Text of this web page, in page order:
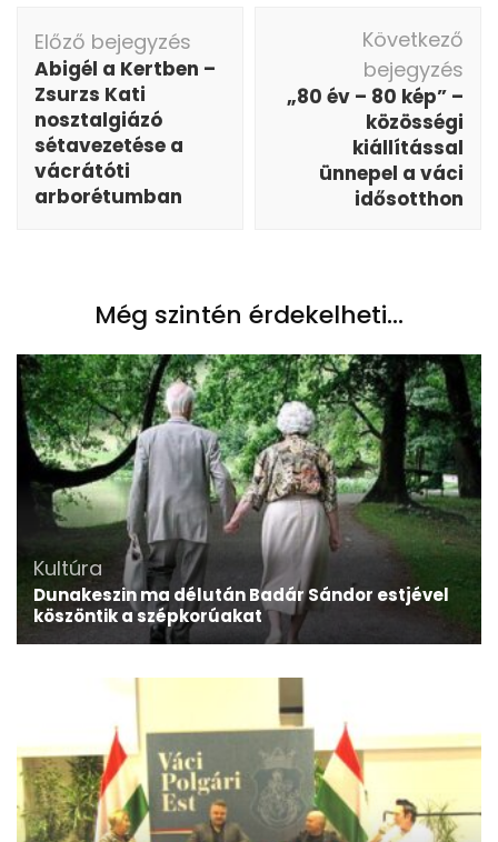
Bejegyzés
navigáció
Előző bejegyzés
Abigél a Kertben –
Zsurzs Kati
nosztalgiázó
sétavezetése a
vácrátóti
arborétumban
Következő
bejegyzés
„80 év – 80 kép” –
közösségi
kiállítással
ünnepel a váci
idősotthon
Még szintén érdekelheti...
Kultúra
Dunakeszin ma délután Badár Sándor estjével
köszöntik a szépkorúakat